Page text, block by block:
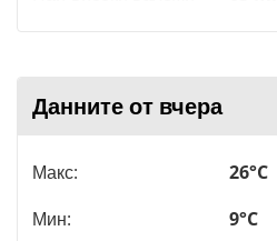
Данните от вчера
Макс:
26°C
Мин:
9°C